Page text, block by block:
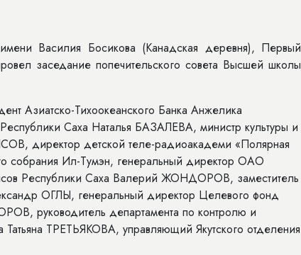
Василия Босикова (Канадская деревня), Первый
заседание попечительского совета Высшей школы
Азиатско-Тихоокеанского Банка Анжелика
Саха Наталья БАЗАЛЕВА, министр культуры и
директор детской теле-радиоакадеми «Полярная
собрания Ил-Тумэн, генеральный директор ОАО
Республики Саха Валерий ЖОНДОРОВ, заместитель
ОГЛЫ, генеральный директор Целевого фонд
руководитель департамента по контролю и
ТРЕТЬЯКОВА, управляющий Якутского отделения